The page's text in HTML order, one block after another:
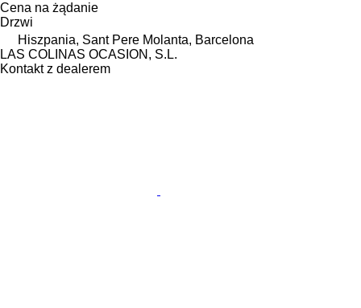
Cena na żądanie
Drzwi
Hiszpania, Sant Pere Molanta, Barcelona
LAS COLINAS OCASION, S.L.
Kontakt z dealerem